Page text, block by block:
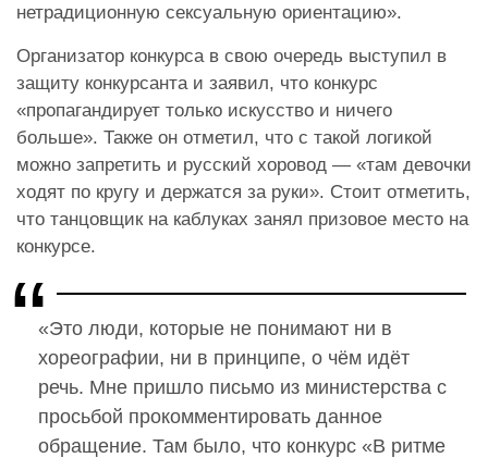
нетрадиционную сексуальную ориентацию».
Организатор конкурса в свою очередь выступил в
защиту конкурсанта и заявил, что конкурс
«пропагандирует только искусство и ничего
больше». Также он отметил, что с такой логикой
можно запретить и русский хоровод — «там девочки
ходят по кругу и держатся за руки». Стоит отметить,
что танцовщик на каблуках занял призовое место на
конкурсе.
«Это люди, которые не понимают ни в
хореографии, ни в принципе, о чём идёт
речь. Мне пришло письмо из министерства с
просьбой прокомментировать данное
обращение. Там было, что конкурс «В ритме